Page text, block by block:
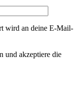
wird an deine E-Mail-
und akzeptiere die